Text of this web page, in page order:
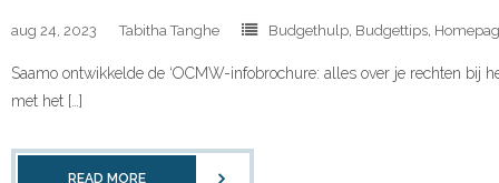
aug 24, 2023 Tabitha Tanghe Budgethulp Budgettips
Saamo ontwikkelde de ‘OCMW-infobrochure: alles over je rechten bij
met het […]
READ MORE